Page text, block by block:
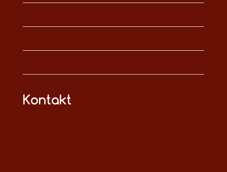
Kontakt